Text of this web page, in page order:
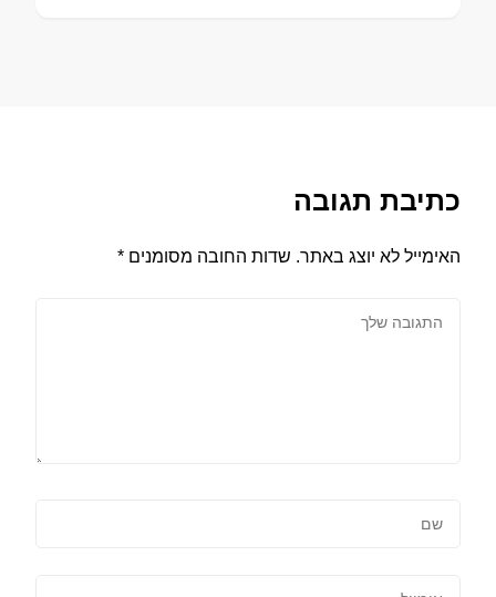
כתיבת תגובה
האימייל לא יוצג באתר. שדות החובה מסומנים *